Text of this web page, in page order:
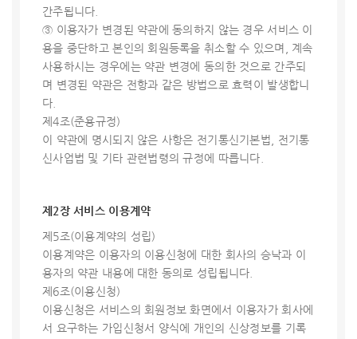
간주됩니다.
③ 이용자가 변경된 약관에 동의하지 않는 경우 서비스 이
용을 중단하고 본인의 회원등록을 취소할 수 있으며, 계속
사용하시는 경우에는 약관 변경에 동의한 것으로 간주되
며 변경된 약관은 전항과 같은 방법으로 효력이 발생합니
다.
제4조(준용규정)
이 약관에 명시되지 않은 사항은 전기통신기본법, 전기통
신사업법 및 기타 관련법령의 규정에 따릅니다.
제2장 서비스 이용계약
제5조(이용계약의 성립)
이용계약은 이용자의 이용신청에 대한 회사의 승낙과 이
용자의 약관 내용에 대한 동의로 성립됩니다.
제6조(이용신청)
이용신청은 서비스의 회원정보 화면에서 이용자가 회사에
서 요구하는 가입신청서 양식에 개인의 신상정보를 기록